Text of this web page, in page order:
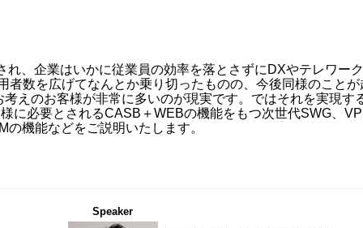
、企業はいかに従業員の効率を落とさずにDXやテレワー
数を広げてなんとか乗り切ったものの、今後同様のこと
えのお客様が非常に多いのが現実です。ではそれを実現す
に必要とされるCASB＋WEBの機能をもつ次世代SWG、
機能などをご説明いたします。
Speaker